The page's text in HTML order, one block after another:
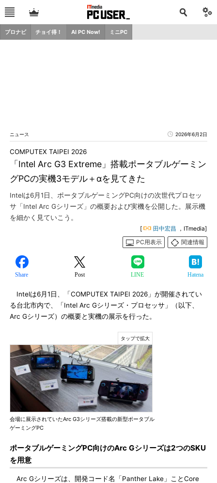
プロナビ チョイ得！ AI PC Now! ミニPC
ニュース 2026年6月2日
「Intel Arc G3 Extreme」搭載ポータブルゲーミン
グPCの実機3モデル＋αを見てきた
COMPUTEX TAIPEI 2026
Intelは6月1日、ポータブルゲーミングPC向けの次世代プロセッ
サ「Intel Arc Gシリーズ」の概要および実機を公開した。展示機
を細かく見ていこう。
[ 田中宏昌 ，ITmedia]
PC用表示
関連情報
Share Post LINE Hatena
Intelは6月1日、「COMPUTEX TAIPEI 2026」が開催されてい
る台北市内で、「Intel Arc Gシリーズ・プロセッサ」（以下、
Arc Gシリーズ）の概要と実機の展示を行った。
会場に展示されていたArc G3シリーズ搭載の新型ポータブル
ゲーミングPC
ポータブルゲーミングPC向けのArc Gシリーズは2つのSKU
を用意
Arc Gシリーズは、開発コード名「Panther Lake」ことCore